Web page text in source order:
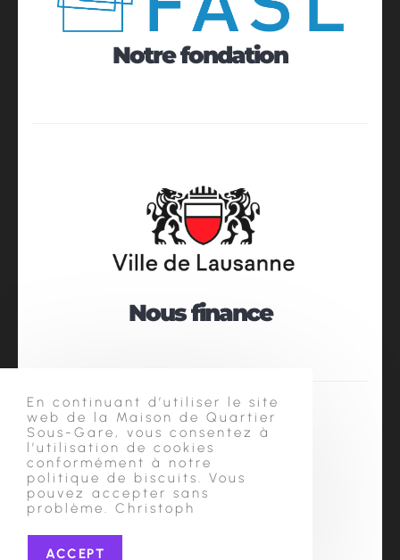
Notre fondation
Nous finance
Souvent
En continuant d’utiliser le site
web de la Maison de Quartier
Sous-Gare, vous consentez à
l’utilisation de cookies
conformément à notre
politique de biscuits. Vous
pouvez accepter sans
problème. Christoph
ACCEPT